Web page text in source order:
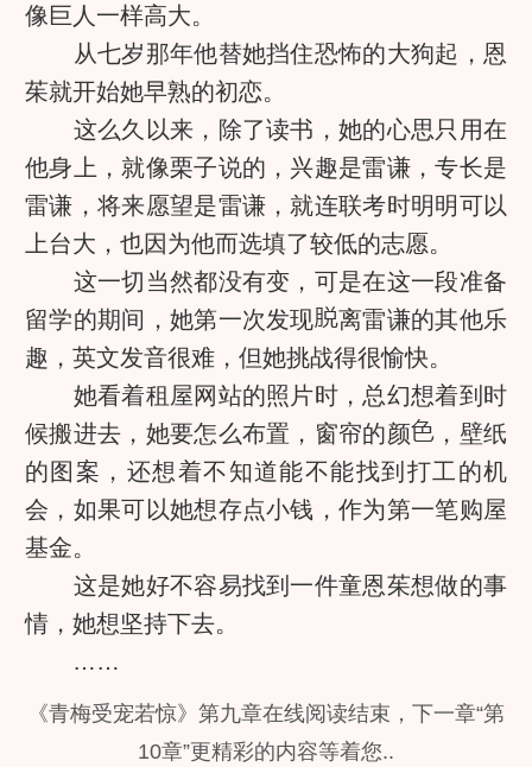
像巨人一样高大。
从七岁那年他替她挡住恐怖的大狗起，恩
茱就开始她早熟的初恋。
这么久以来，除了读书，她的心思只用在
他身上，就像栗子说的，兴趣是雷谦，专长是
雷谦，将来愿望是雷谦，就连联考时明明可以
上台大，也因为他而选填了较低的志愿。
这一切当然都没有变，可是在这一段准备
留学的期间，她第一次发现
离雷谦的其他乐
趣，英文发音很难，但她挑战得很愉快。
她看着租屋网站的照片时，总幻想着到时
候搬进去，她要怎么布置，窗帘的颜
，壁纸
的图案，还想着不知道能不能找到打工的机
会，如果可以她想存点小钱，作为第一笔购屋
基金。
这是她好不容易找到一件童恩茱想做的事
情，她想坚持下去。
……
《青梅受宠若惊》第九章在线阅读结束，下一章“第
10章”更精彩的内容等着您..